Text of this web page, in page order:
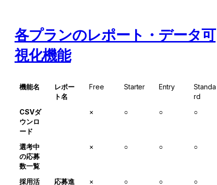
各プランのレポート・データ可
視化機能
機能名
レポー
ト名
Free Starter Entry
Standa
rd
CSVダ
ウンロ
ード
× ○ ○ ○
選考中
の応募
数一覧
× ○ ○ ○
採用活
応募進
× ○ ○ ○